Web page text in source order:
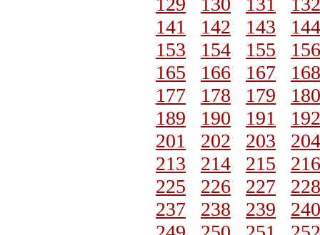
141
142 143
144
153
154 155
156
165
166 167
168
177
178 179
180
189
190 191
192
201
202 203
204
213
214 215
216
225
226 227
228
237
238 239
240